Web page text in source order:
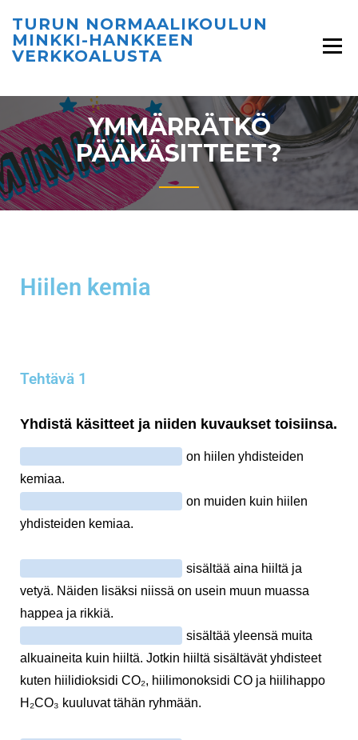
TURUN NORMAALIKOULUN
MINKKI-HANKKEEN
VERKKOALUSTA
YMMÄRRÄTKÖ
PÄÄKÄSITTEET?
Hiilen kemia
Tehtävä 1